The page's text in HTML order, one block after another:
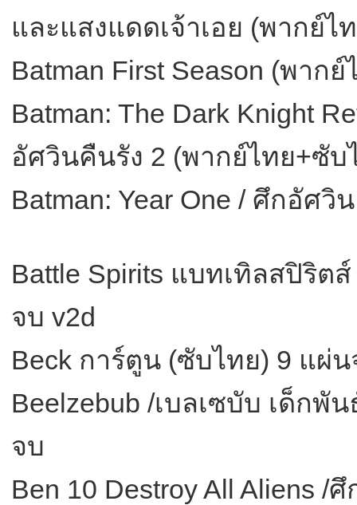
และแสงแดดเจ้าเอย (พากย์
Batman First Season (พาก
Batman: The Dark Knight
อัศวินคืนรัง 2 (พากย์ไทย+ซับ
Batman: Year One / ศึกอัศ
Battle Spirits แบทเทิลสปิริต
จบ v2d
Beck การ์ตูน (ซับไทย) 9 แผ่
Beelzebub /เบลเซบับ เด็ก
จบ
Ben 10 Destroy All Aliens /